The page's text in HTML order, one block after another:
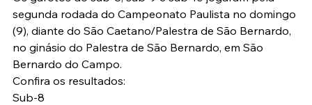
segunda rodada do Campeonato Paulista no domingo
(9), diante do São Caetano/Palestra de São Bernardo,
no ginásio do Palestra de São Bernardo, em São
Bernardo do Campo.
Confira os resultados:
Sub-8